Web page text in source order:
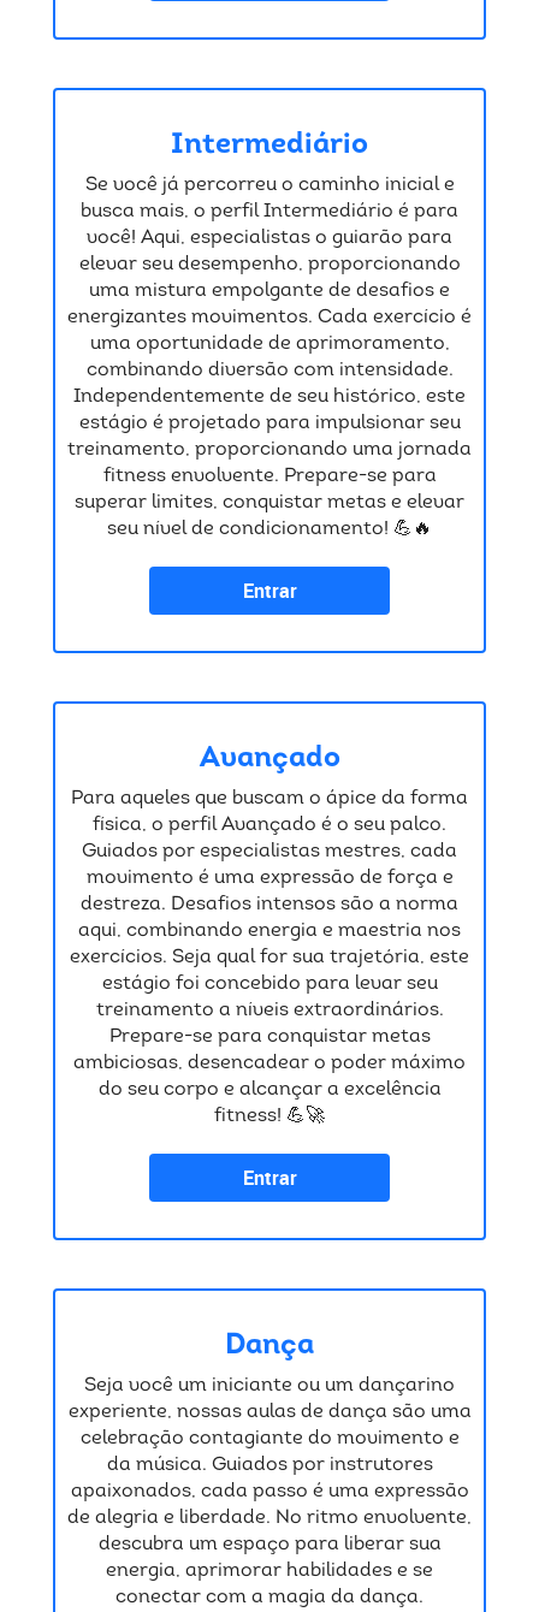
Intermediário
Se você já percorreu o caminho inicial e
busca mais, o perfil Intermediário é para
você! Aqui, especialistas o guiarão para
elevar seu desempenho, proporcionando
uma mistura empolgante de desafios e
energizantes movimentos. Cada exercício é
uma oportunidade de aprimoramento,
combinando diversão com intensidade.
Independentemente de seu histórico, este
estágio é projetado para impulsionar seu
treinamento, proporcionando uma jornada
fitness envolvente. Prepare-se para
superar limites, conquistar metas e elevar
seu nível de condicionamento! 💪🔥
Entrar
Avançado
Para aqueles que buscam o ápice da forma
física, o perfil Avançado é o seu palco.
Guiados por especialistas mestres, cada
movimento é uma expressão de força e
destreza. Desafios intensos são a norma
aqui, combinando energia e maestria nos
exercícios. Seja qual for sua trajetória, este
estágio foi concebido para levar seu
treinamento a níveis extraordinários.
Prepare-se para conquistar metas
ambiciosas, desencadear o poder máximo
do seu corpo e alcançar a excelência
fitness! 💪🚀
Entrar
Dança
Seja você um iniciante ou um dançarino
experiente, nossas aulas de dança são uma
celebração contagiante do movimento e
da música. Guiados por instrutores
apaixonados, cada passo é uma expressão
de alegria e liberdade. No ritmo envolvente,
descubra um espaço para liberar sua
energia, aprimorar habilidades e se
conectar com a magia da dança.